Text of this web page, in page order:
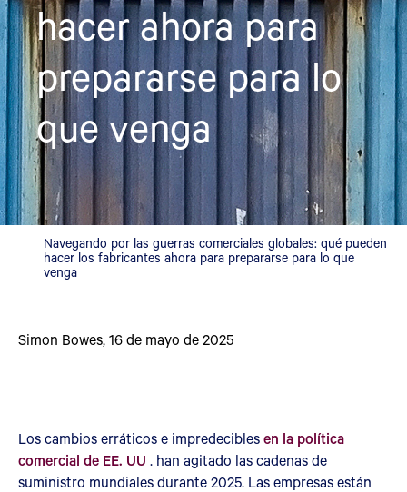
hacer ahora para
prepararse para lo
que venga
Navegando por las guerras comerciales globales: qué pueden
hacer los fabricantes ahora para prepararse para lo que
venga
Simon Bowes,16 de mayo de 2025
Los cambios erráticos e impredeciblesen la política
comercial de EE. UU . han agitado las cadenas de
suministro mundiales durante 2025. Las empresas están